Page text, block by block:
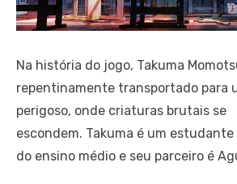
Na história do jogo, Takuma
repentinamente transportado para
perigoso, onde criaturas brutais se
escondem. Takuma é um
do ensino médio e seu parceiro é